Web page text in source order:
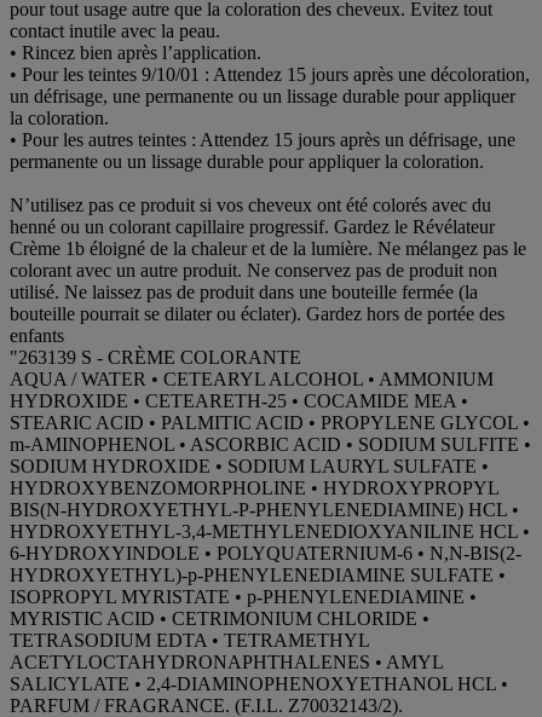
pour tout usage autre que la coloration des cheveux. Evitez tout
contact inutile avec la peau.
• Rincez bien après l’application.
• Pour les teintes 9/10/01 : Attendez 15 jours après une décoloration,
un défrisage, une permanente ou un lissage durable pour appliquer
la coloration.
• Pour les autres teintes : Attendez 15 jours après un défrisage, une
permanente ou un lissage durable pour appliquer la coloration.
N’utilisez pas ce produit si vos cheveux ont été colorés avec du
henné ou un colorant capillaire progressif. Gardez le Révélateur
Crème 1b éloigné de la chaleur et de la lumière. Ne mélangez pas le
colorant avec un autre produit. Ne conservez pas de produit non
utilisé. Ne laissez pas de produit dans une bouteille fermée (la
bouteille pourrait se dilater ou éclater). Gardez hors de portée des
enfants
"263139 S - CRÈME COLORANTE
AQUA / WATER • CETEARYL ALCOHOL • AMMONIUM
HYDROXIDE • CETEARETH-25 • COCAMIDE MEA •
STEARIC ACID • PALMITIC ACID • PROPYLENE GLYCOL •
m-AMINOPHENOL • ASCORBIC ACID • SODIUM SULFITE •
SODIUM HYDROXIDE • SODIUM LAURYL SULFATE •
HYDROXYBENZOMORPHOLINE • HYDROXYPROPYL
BIS(N-HYDROXYETHYL-P-PHENYLENEDIAMINE) HCL •
HYDROXYETHYL-3,4-METHYLENEDIOXYANILINE HCL •
6-HYDROXYINDOLE • POLYQUATERNIUM-6 • N,N-BIS(2-
HYDROXYETHYL)-p-PHENYLENEDIAMINE SULFATE •
ISOPROPYL MYRISTATE • p-PHENYLENEDIAMINE •
MYRISTIC ACID • CETRIMONIUM CHLORIDE •
TETRASODIUM EDTA • TETRAMETHYL
ACETYLOCTAHYDRONAPHTHALENES • AMYL
SALICYLATE • 2,4-DIAMINOPHENOXYETHANOL HCL •
PARFUM / FRAGRANCE. (F.I.L. Z70032143/2).